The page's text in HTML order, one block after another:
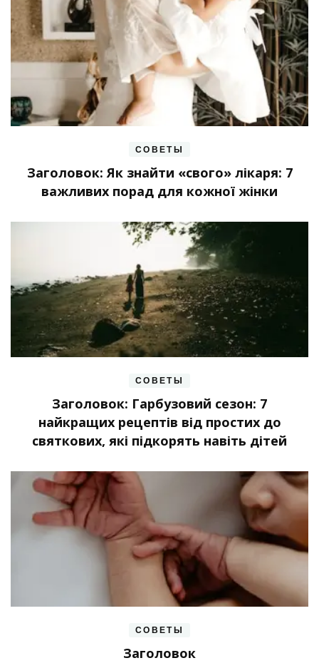
СОВЕТЫ
Заголовок: Як знайти «свого» лікаря: 7
важливих порад для кожної жінки
СОВЕТЫ
Заголовок: Гарбузовий сезон: 7
найкращих рецептів від простих до
святкових, які підкорять навіть дітей
СОВЕТЫ
Заголовок